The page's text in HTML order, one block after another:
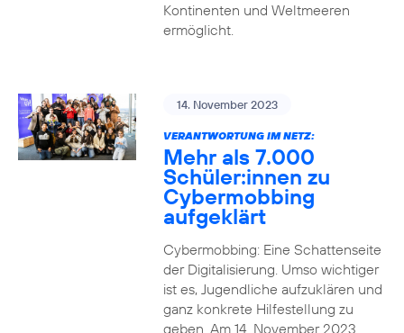
Kontinenten und Weltmeeren
ermöglicht.
14. November 2023
VERANTWORTUNG IM NETZ:
Mehr als 7.000
Schüler:innen zu
Cybermobbing
aufgeklärt
Cybermobbing: Eine Schattenseite
der Digitalisierung. Umso wichtiger
ist es, Jugendliche aufzuklären und
ganz konkrete Hilfestellung zu
geben. Am 14. November 2023